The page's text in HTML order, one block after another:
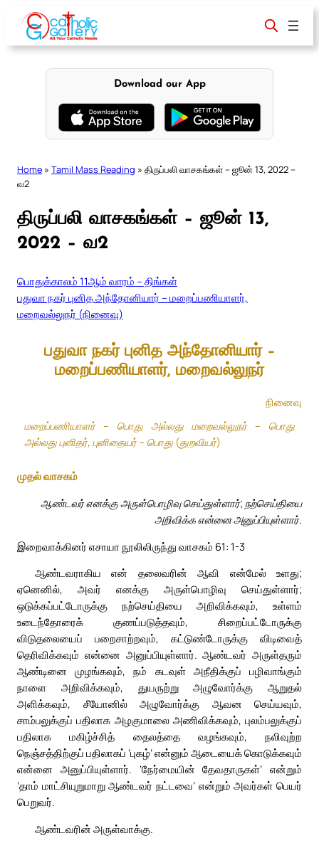
content
Download our App
Home » Tamil Mass Reading » திருப்பலி வாசகங்கள் – ஜூன் 13, 2022 –
வ2
திருப்பலி வாசகங்கள் – ஜூன் 13,
2022 – வ2
பொதுக்காலம் 11ஆம் வாரம் – திங்கள்
பதுவா நகர் புனித அந்தோனியார் – மறைப்பணியாளர்,
மறைவல்லுநர் (நினைவு)
பதுவா நகர் புனித அந்தோனியார் –
மறைப்பணியாளர், மறைவல்லுநர்
நினைவு
மறைப்பணியாளர் – பொது அல்லது மறைவல்லுநர் – பொது
அல்லது புனிதர், புனிதையர் – பொது (துறவியர்)
முதல் வாசகம்
ஆண்டவர் எனக்கு அருள்பொழிவு செய்துள்ளார்; நற்செய்தியை
அறிவிக்க என்னை அனுப்பியுள்ளார்.
இறைவாக்கினர் எசாயா நூலிலிருந்து வாசகம் 61: 1-3
ஆண்டவராகிய என் தலைவரின் ஆவி என்மேல் உளது;
ஏனெனில், அவர் எனக்கு அருள்பொழிவு செய்துள்ளார்;
ஒடுக்கப்பட்டோருக்கு நற்செய்தியை அறிவிக்கவும், உள்ளம்
உடைந்தோரைக் குணப்படுத்தவும், சிறைப்பட்டோருக்கு
விடுதலையைப் பறைசாற்றவும், கட்டுண்டோருக்கு விடிவைத்
தெரிவிக்கவும் என்னை அனுப்பியுள்ளார். ஆண்டவர் அருள்தரும்
ஆண்டினை முழங்கவும், நம் கடவுள் அநீதிக்குப் பழிவாங்கும்
நாளை அறிவிக்கவும், துயருற்று அழுவோர்க்கு ஆறுதல்
அளிக்கவும், சீயோனில் அழுவோர்க்கு ஆவன செய்யவும்,
சாம்பலுக்குப் பதிலாக அழகுமாலை அணிவிக்கவும், புலம்பலுக்குப்
பதிலாக மகிழ்ச்சித் தைலத்தை வழங்கவும், நலிவுற்ற
நெஞ்சத்திற்குப் பதிலாகப் ‘புகழ்’ என்னும் ஆடையைக் கொடுக்கவும்
என்னை அனுப்பியுள்ளார். ‘நேர்மையின் தேவதாருகள்’ என்றும்
‘தாம் மாட்சியுறுமாறு ஆண்டவர் நட்டவை’ என்றும் அவர்கள் பெயர்
பெறுவர்.
ஆண்டவரின் அருள்வாக்கு.